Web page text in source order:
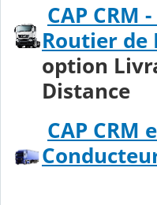
CAP CRM
Routier de
option
Distance
CAP CRM